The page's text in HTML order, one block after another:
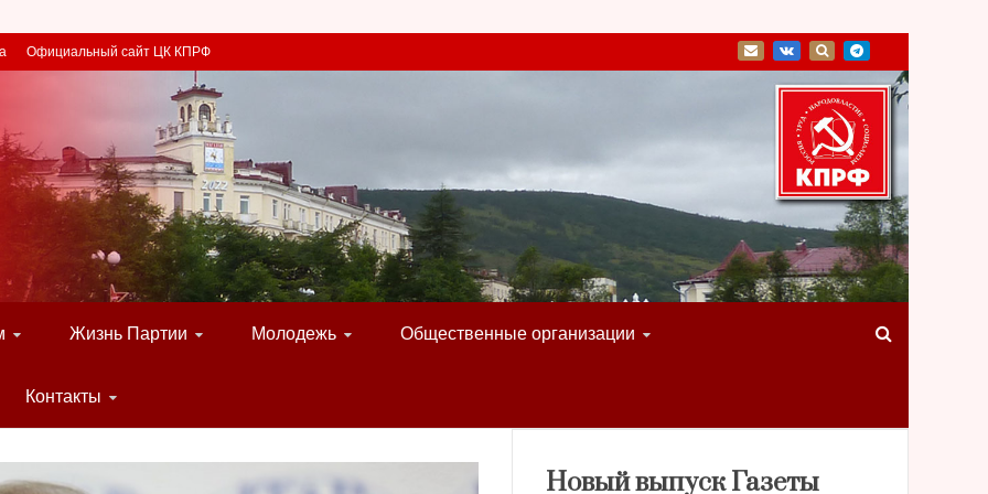
Официальный сайт ЦК КПРФ
Жизнь Партии Молодежь Общественные организации
Контакты
Новый выпуск Газеты